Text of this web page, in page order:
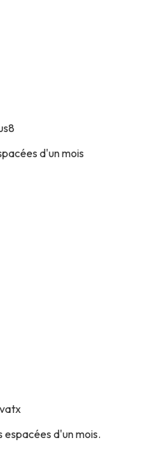
d'un mois
espacées d'un mois.